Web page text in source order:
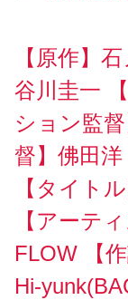
【原作】
谷川圭一
ション監
督】佛田洋
【タイト
【アーテ
FLOW 【
Hi-